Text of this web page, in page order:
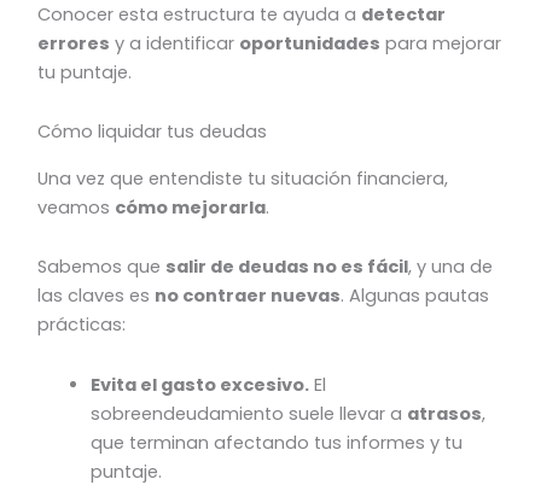
Conocer esta estructura te ayuda a detectar
errores y a identificar oportunidades para mejorar
tu puntaje.
Cómo liquidar tus deudas
Una vez que entendiste tu situación financiera,
veamos cómo mejorarla.
Sabemos que salir de deudas no es fácil, y una de
las claves es no contraer nuevas. Algunas pautas
prácticas:
Evita el gasto excesivo. El
sobreendeudamiento suele llevar a atrasos,
que terminan afectando tus informes y tu
puntaje.